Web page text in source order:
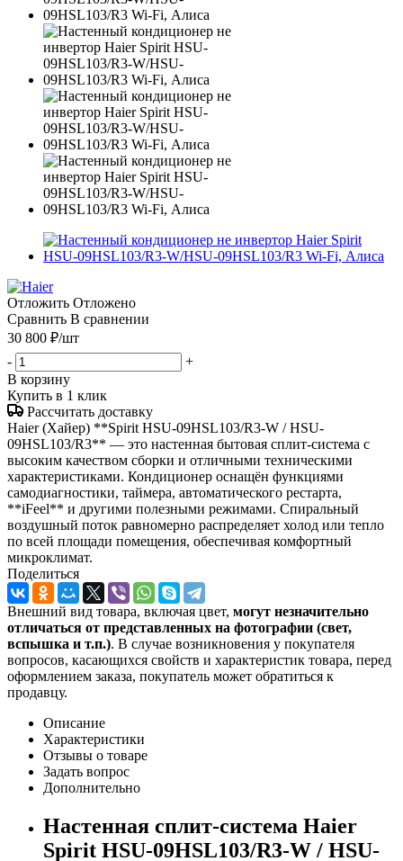
Отложить Отложено
Сравнить В сравнении
30 800 ₽/шт
-
+
В корзину
Купить в 1 клик
Рассчитать доставку
Haier (Хайер) **Spirit HSU-09HSL103/R3-W / HSU-
09HSL103/R3** — это настенная бытовая сплит-система с
высоким качеством сборки и отличными техническими
характеристиками. Кондиционер оснащён функциями
самодиагностики, таймера, автоматического рестарта,
**iFeel** и другими полезными режимами. Спиральный
воздушный поток равномерно распределяет холод или тепло
по всей площади помещения, обеспечивая комфортный
микроклимат.
Поделиться
Внешний вид товара, включая цвет, могут незначительно
отличаться от представленных на фотографии (свет,
вспышка и т.п.). В случае возникновения у покупателя
вопросов, касающихся свойств и характеристик товара, перед
оформлением заказа, покупатель может обратиться к
продавцу.
Описание
Характеристики
Отзывы о товаре
Задать вопрос
Дополнительно
Настенная сплит-система Haier
Spirit HSU-09HSL103/R3-W / HSU-